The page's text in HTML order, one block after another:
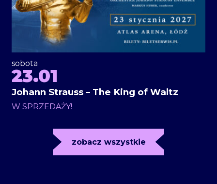
sobota
23.01
Johann Strauss – The King of Waltz
W SPRZEDAŻY!
zobacz wszystkie